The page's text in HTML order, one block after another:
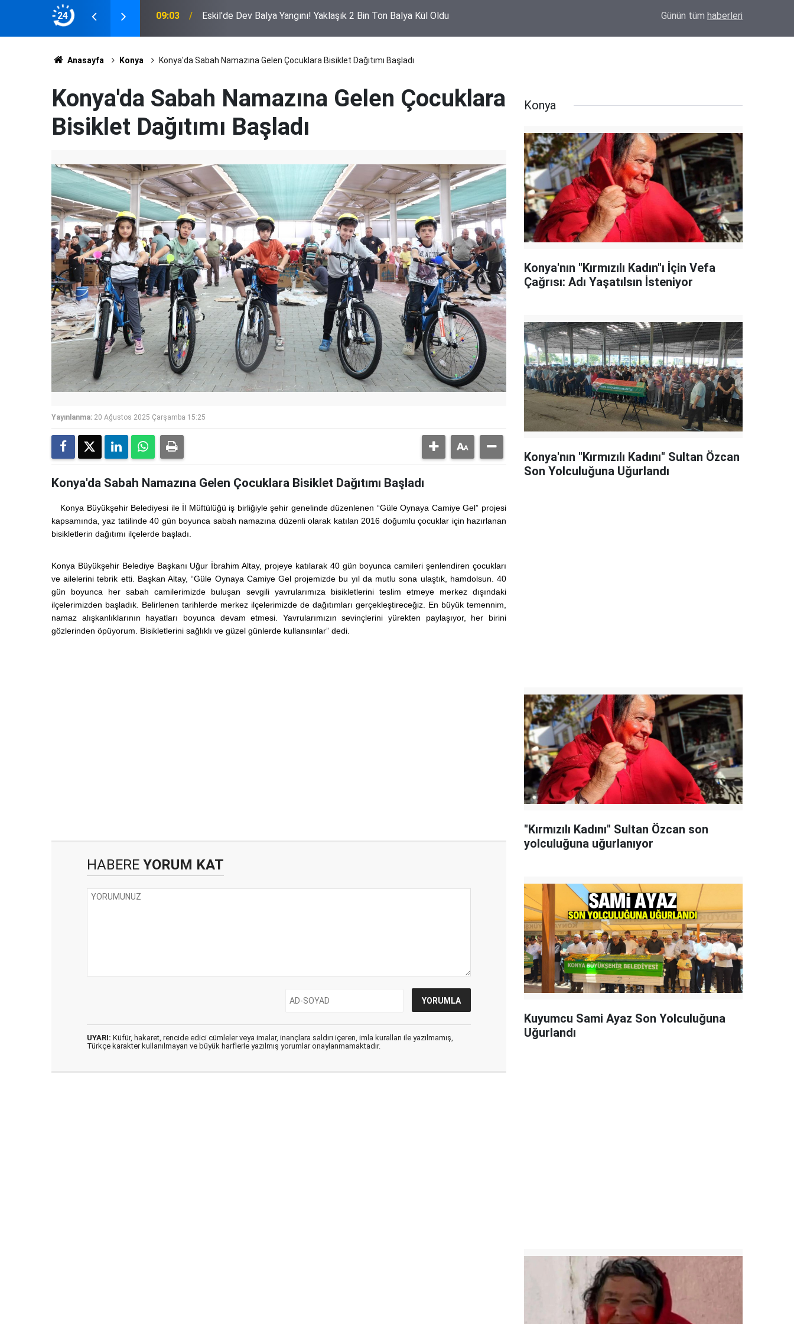
24
Kaybetti 09:03 Eskil'de Dev Balya Yangını! Yaklaşık 2 Bin Ton Balya Kül Oldu Kazım İmamoğlu vefat etti
Günün tüm haberleri
Anasayfa Konya Konya'da Sabah Namazına Gelen Çocuklara Bisiklet Dağıtımı Başladı
Konya'da Sabah Namazına Gelen Çocuklara
Bisiklet Dağıtımı Başladı
Yayınlanma: 20 Ağustos 2025 Çarşamba 15:25
Konya'da Sabah Namazına Gelen Çocuklara Bisiklet Dağıtımı Başladı
Konya Büyükşehir Belediyesi ile İl Müftülüğü iş birliğiyle şehir genelinde düzenlenen “Güle Oynaya Camiye Gel” projesi
kapsamında, yaz tatilinde 40 gün boyunca sabah namazına düzenli olarak katılan 2016 doğumlu çocuklar için hazırlanan
bisikletlerin dağıtımı ilçelerde başladı.
Konya Büyükşehir Belediye Başkanı Uğur İbrahim Altay, projeye katılarak 40 gün boyunca camileri şenlendiren çocukları
ve ailelerini tebrik etti. Başkan Altay, “Güle Oynaya Camiye Gel projemizde bu yıl da mutlu sona ulaştık, hamdolsun. 40
gün boyunca her sabah camilerimizde buluşan sevgili yavrularımıza bisikletlerini teslim etmeye merkez dışındaki
ilçelerimizden başladık. Belirlenen tarihlerde merkez ilçelerimizde de dağıtımları gerçekleştireceğiz. En büyük temennim,
namaz alışkanlıklarının hayatları boyunca devam etmesi. Yavrularımızın sevinçlerini yürekten paylaşıyor, her birini
gözlerinden öpüyorum. Bisikletlerini sağlıklı ve güzel günlerde kullansınlar” dedi.
HABERE YORUM KAT
UYARI: Küfür, hakaret, rencide edici cümleler veya imalar, inançlara saldırı içeren, imla kuralları ile yazılmamış,
Türkçe karakter kullanılmayan ve büyük harflerle yazılmış yorumlar onaylanmamaktadır.
Konya
Konya'nın "Kırmızılı Kadın"ı İçin Vefa
Çağrısı: Adı Yaşatılsın İsteniyor
Konya'nın "Kırmızılı Kadını" Sultan Özcan
Son Yolculuğuna Uğurlandı
"Kırmızılı Kadını" Sultan Özcan son
yolculuğuna uğurlanıyor
Kuyumcu Sami Ayaz Son Yolculuğuna
Uğurlandı